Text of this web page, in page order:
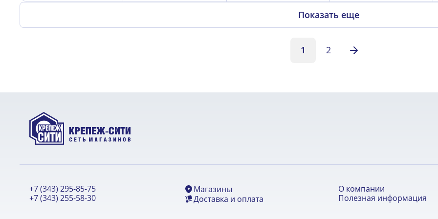
Показать еще
1 2
+7 (343) 295-85-75
+7 (343) 255-58-30
Магазины
Доставка и оплата
О компании
Полезная информация